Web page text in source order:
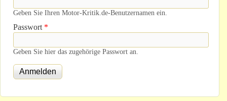
Geben Sie Ihren Motor-Kritik.de-Benutzernamen ein.
Passwort *
Geben Sie hier das zugehörige Passwort an.